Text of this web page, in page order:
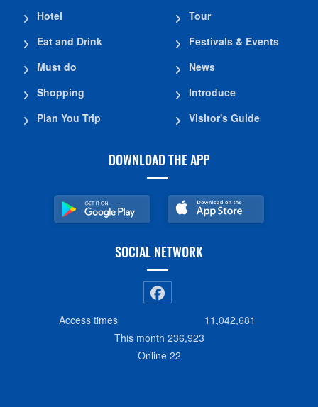
Hotel
Eat and Drink
Must do
Shopping
Plan You Trip
Tour
Festivals & Events
News
Introduce
Visitor's Guide
DOWNLOAD THE APP
SOCIAL NETWORK
Access times
11,042,681
This month 236,923
Online 22